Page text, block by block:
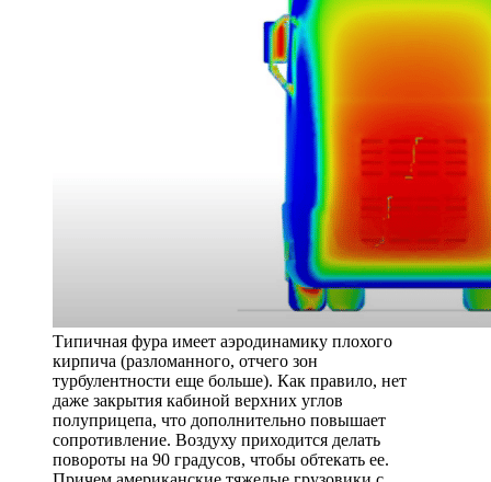
Типичная фура имеет аэродинамику плохого
кирпича (разломанного, отчего зон
турбулентности еще больше). Как правило, нет
даже закрытия кабиной верхних углов
полуприцепа, что дополнительно повышает
сопротивление. Воздуху приходится делать
повороты на 90 градусов, чтобы обтекать ее.